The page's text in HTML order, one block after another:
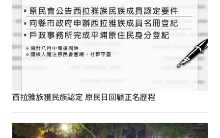
西拉雅族獲民族認定 原民日回顧正名歷程